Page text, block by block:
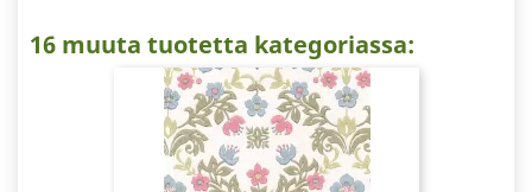
16 muuta tuotetta kategoriassa: